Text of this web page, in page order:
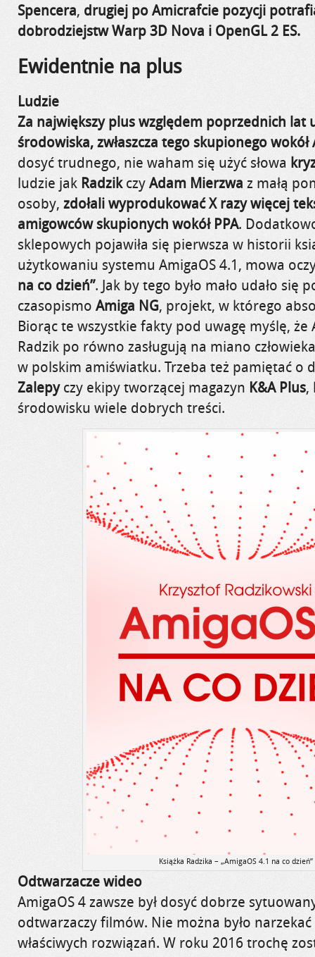
Spencera, drugiej po Amicrafcie pozycji
dobrodziejstw Warp 3D Nova i OpenGL 2 ES.
Ewidentnie na plus
Ludzie
Za największy plus względem poprzednich lat
środowiska, zwłaszcza tego skupionego wokół
dosyć trudnego, nie waham się użyć słowa
ludzie jak RadzikczyAdam Mierzwa z małą
osoby, zdołali wyprodukować X razy więcej
amigowców skupionych wokół PPA.
sklepowych pojawiła się pierwsza w historii
użytkowaniu systemu AmigaOS 4.1, mowa
na co dzień”. Jak by tego było mało udało się
czasopismo Amiga NG, projekt, w którego
Biorąc te wszystkie fakty pod uwagę myślę, że
Radzik po równo zasługują na miano
w polskim amiświatku. Trzeba też pamiętać o
Zalepyczy ekipy tworzącej magazyn K&A Plus,
środowisku wiele dobrych treści.
Książka Radzika – „AmigaOS 4.1 na co dzień”
Odtwarzacze wideo
AmigaOS 4 zawsze był dosyć dobrze
odtwarzaczy filmów. Nie można było
właściwych rozwiązań. W roku 2016 trochę